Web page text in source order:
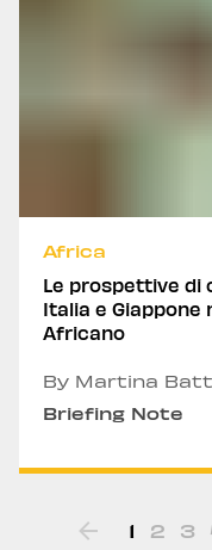
Africa
Le prospettive di
Italia e Giappone
Africano
By Martina
Briefing Note
1 2 3